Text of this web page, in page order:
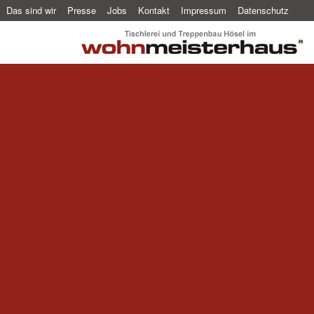
Das sind wir Presse Jobs Kontakt Impressum Datenschutz